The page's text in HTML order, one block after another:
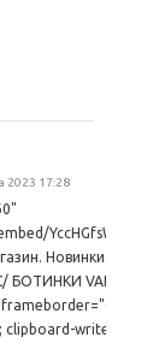
2023 17:28
YccHGfsWFtA?
Новинки.
VANEDA
write;